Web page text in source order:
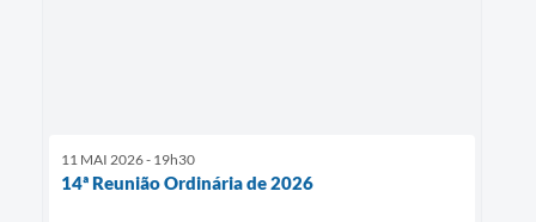
11 MAI 2026 - 19h30
14ª Reunião Ordinária de 2026